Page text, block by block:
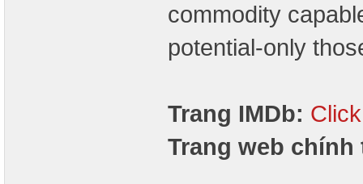
commodity
potential-only
Trang IMDb:
Trang web